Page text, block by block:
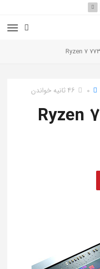
0 46 ثانیه خواندن
بررسی پردازنده Ryzen 7